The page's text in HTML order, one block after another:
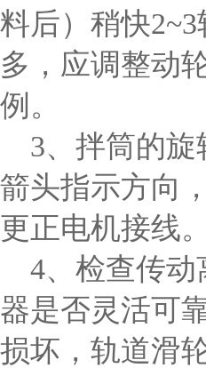
料后）稍快
多，应调整动
例。
3、拌筒的旋
箭头指示方向
更正电机接线。
4、检查传动
器是否灵活可
损坏，轨道滑